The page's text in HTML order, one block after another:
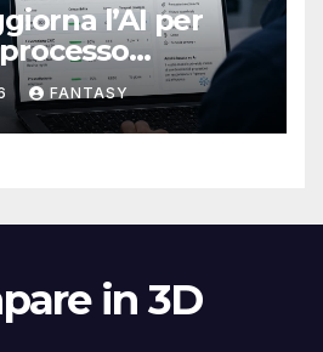
l’AI per
adatto
FANTASY
in 3D